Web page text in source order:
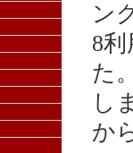
ン
8
た
し
か